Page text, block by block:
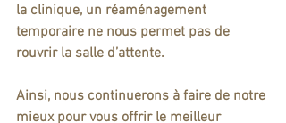
la clinique, un réaménagement
temporaire ne nous permet pas de
rouvrir la salle d’attente.
Ainsi, nous continuerons à faire de notre
mieux pour vous offrir le meilleur